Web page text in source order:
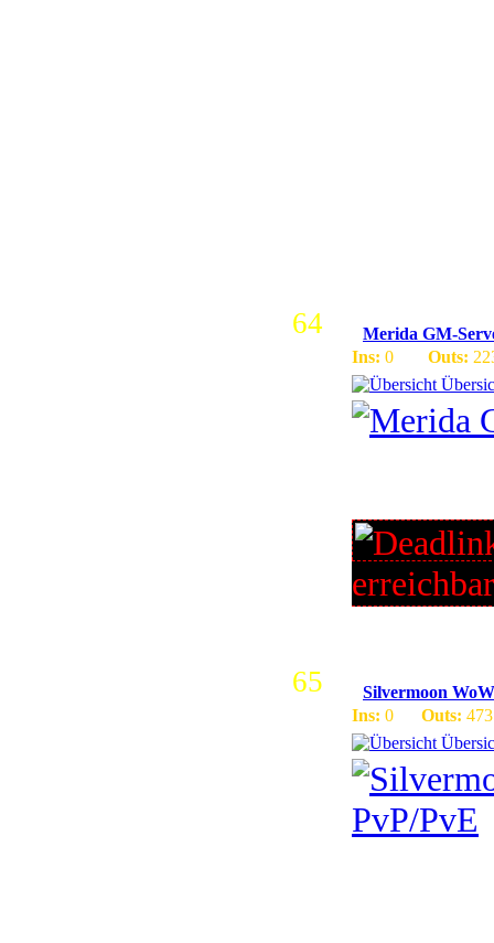
64
Merida GM-
Ins: 0 Outs:
65
Silvermoon
Ins: 0 Outs: